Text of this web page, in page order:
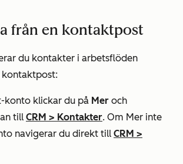
från en kontaktpost
du kontakter i arbetsflöden
konto klickar du på Mer och
till CRM > Kontakter. Om Mer inte
navigerar du direkt till CRM >